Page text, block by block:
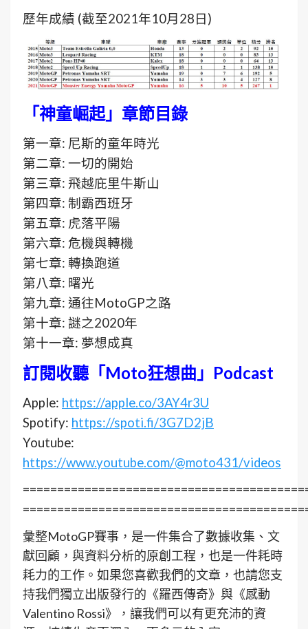
歷年成績 (截至2021年10月28日)
「神童崛起」章節目錄
第一章: 尼斯的童年時光
第二章: 一切的開始
第三章: 飛越庇里牛斯山
第四章: 制霸西班牙
第五章: 虎落平陽
第六章: 危機與轉機
第七章: 轉換跑道
第八章: 曙光
第九章: 通往MotoGP之路
第十章: 謎之2020年
第十一章: 夢想成真
訂閱收聽「Moto狂想曲」Podcast
Apple: https://apple.co/3AY4r3U
Spotify: https://spoti.fi/3G7D2jB
Youtube:
https://www.youtube.com/@moto431/videos
彙整MotoGP賽事，是一件集合了數據收集、文
獻回顧，與資料分析的原創工程，也是一件耗時
耗力的工作。如果您喜歡我們的文章，也請您支
持我們獨立出版發行的《羅西傳奇》與《感動
Valentino Rossi》，讓我們可以有更充沛的資